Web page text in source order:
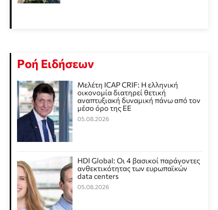
Ροή Ειδήσεων
Μελέτη ICAP CRIF: Η ελληνική
οικονομία διατηρεί θετική
αναπτυξιακή δυναμική πάνω από τον
μέσο όρο της ΕΕ
05.08.2026
HDI Global: Οι 4 βασικοί παράγοντες
ανθεκτικότητας των ευρωπαϊκών
data centers
05.08.2026